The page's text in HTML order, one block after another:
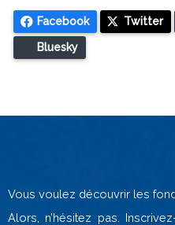
Facebook Twitter
Bluesky
Vous voulez découvrir les
Alors, n’hésitez pas.